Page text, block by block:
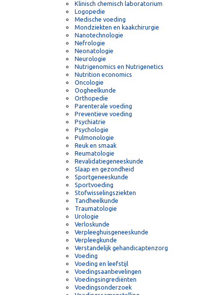
Internet
Jeugdgezondheidszorg
Keel-, neus- en oorheelkunde
Kindergeneeskunde
Kindervoeding
Klinisch chemisch laboratorium
Logopedie
Medische voeding
Mondziekten en kaakchirurgie
Nanotechnologie
Nefrologie
Neonatologie
Neurologie
Nutrigenomics en Nutrigenetics
Nutrition economics
Oncologie
Oogheelkunde
Orthopedie
Parenterale voeding
Preventieve voeding
Psychiatrie
Psychologie
Pulmonologie
Reuk en smaak
Reumatologie
Revalidatiegeneeskunde
Slaap en gezondheid
Sportgeneeskunde
Sportvoeding
Stofwisselingsziekten
Tandheelkunde
Traumatologie
Urologie
Verloskunde
Verpleeghuisgeneeskunde